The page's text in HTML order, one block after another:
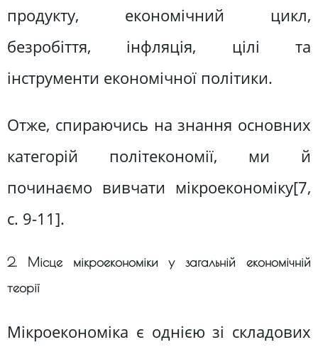
продукту, економічний цикл,
безробіття, інфляція, цілі та
інструменти економічної політики.
Отже, спираючись на знання основних
категорій політекономії, ми й
починаємо вивчати мікроекономіку[7,
c. 9-11].
2. Місце мікроекономіки у загальній економічній
теорії
Мікроекономіка є однією зі складових